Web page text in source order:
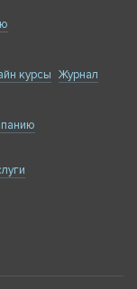
курсы Журнал